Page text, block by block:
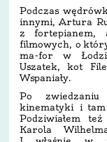
Podczas
innymi, Artura
z fortepianem,
filmowych, o
ma-for w
Uszatek, kot
Wspaniały.
Po zwiedzaniu
kinematyki i
Podziwiałem
Karola